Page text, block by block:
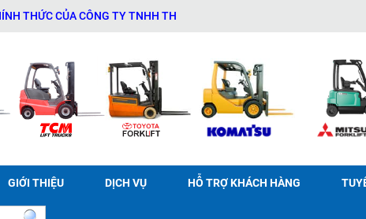
CỦA CÔNG TY TNHH THƯƠNG MẠI DỊCH VỤ THIẾT BỊ KỸ THUẬT AN
GIỚI THIỆU DỊCH VỤ HỖ TRỢ KHÁCH HÀNG